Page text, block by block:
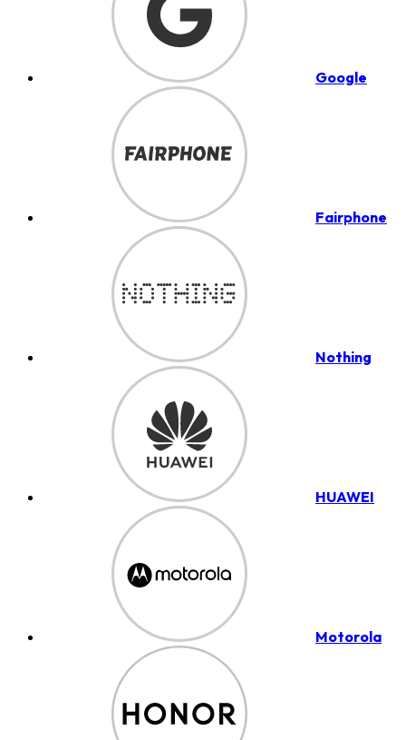
Google
Fairphone
Nothing
HUAWEI
Motorola